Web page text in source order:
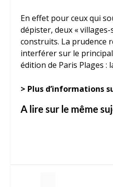
En effet pour ceux qui
dépister, deux «
construits. La prudence
interférer sur le
édition de Paris Plages :
> Plus d’informations
A lire sur le même